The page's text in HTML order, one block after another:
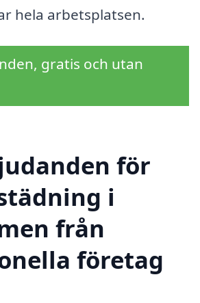
hela arbetsplatsen.
gratis och utan
för
i
från
företag